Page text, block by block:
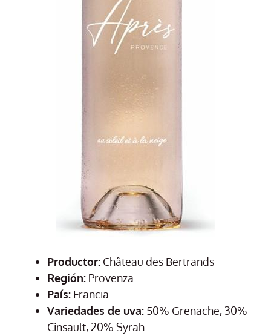
Productor: Château des Bertrands
Región: Provenza
País: Francia
Variedades de uva: 50% Grenache, 30%
Cinsault, 20% Syrah